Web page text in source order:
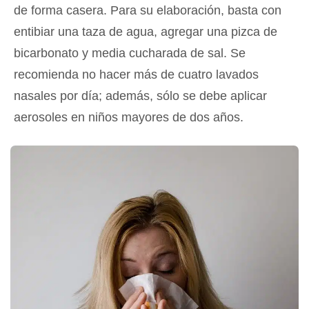
de forma casera. Para su elaboración, basta con
entibiar una taza de agua, agregar una pizca de
bicarbonato y media cucharada de sal. Se
recomienda no hacer más de cuatro lavados
nasales por día; además, sólo se debe aplicar
aerosoles en niños mayores de dos años.